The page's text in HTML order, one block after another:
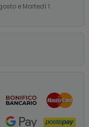
e Martedì 1